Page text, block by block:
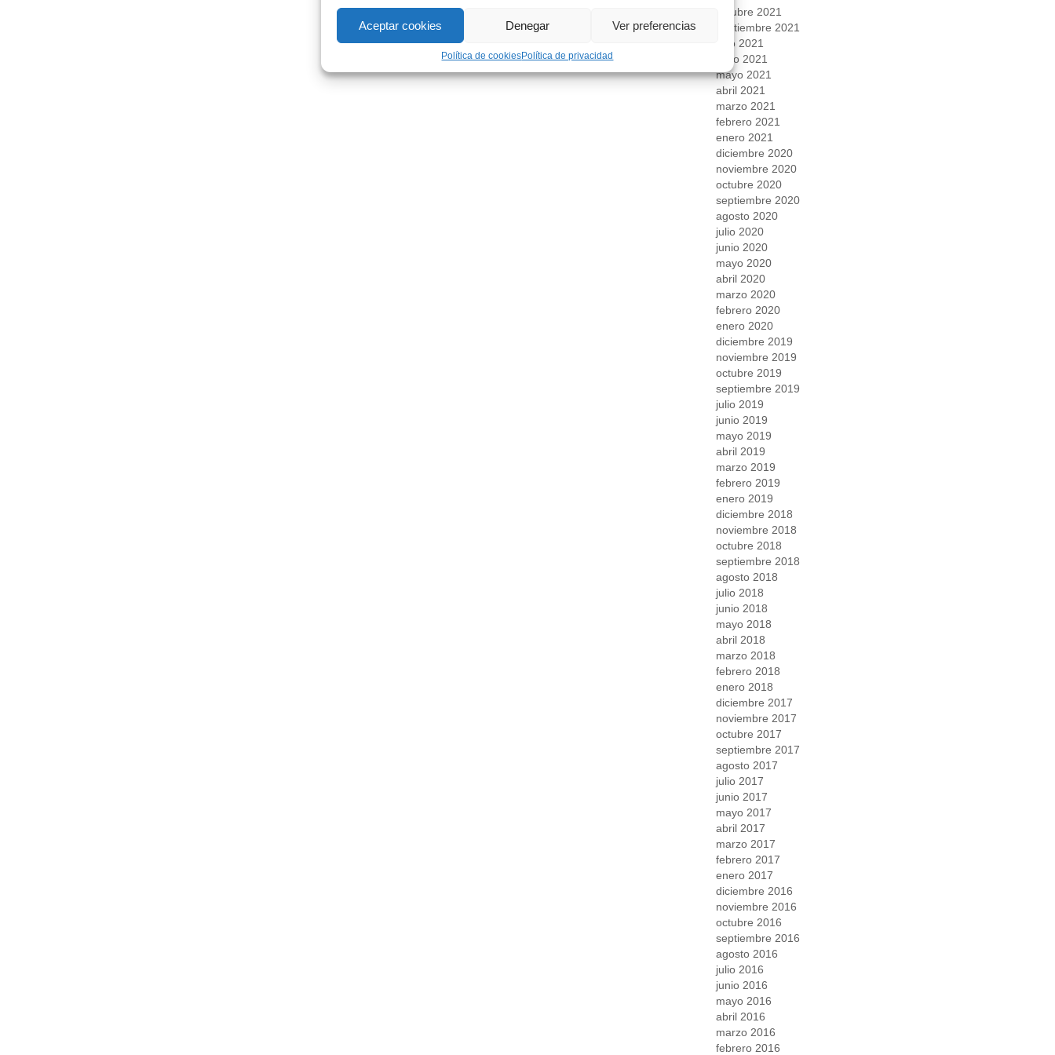
Aceptar cookies Denegar Ver preferencias
Política de cookiesPolítica de privacidad
octubre 2021
septiembre 2021
julio 2021
junio 2021
mayo 2021
abril 2021
marzo 2021
febrero 2021
enero 2021
diciembre 2020
noviembre 2020
octubre 2020
septiembre 2020
agosto 2020
julio 2020
junio 2020
mayo 2020
abril 2020
marzo 2020
febrero 2020
enero 2020
diciembre 2019
noviembre 2019
octubre 2019
septiembre 2019
julio 2019
junio 2019
mayo 2019
abril 2019
marzo 2019
febrero 2019
enero 2019
diciembre 2018
noviembre 2018
octubre 2018
septiembre 2018
agosto 2018
julio 2018
junio 2018
mayo 2018
abril 2018
marzo 2018
febrero 2018
enero 2018
diciembre 2017
noviembre 2017
octubre 2017
septiembre 2017
agosto 2017
julio 2017
junio 2017
mayo 2017
abril 2017
marzo 2017
febrero 2017
enero 2017
diciembre 2016
noviembre 2016
octubre 2016
septiembre 2016
agosto 2016
julio 2016
junio 2016
mayo 2016
abril 2016
marzo 2016
febrero 2016